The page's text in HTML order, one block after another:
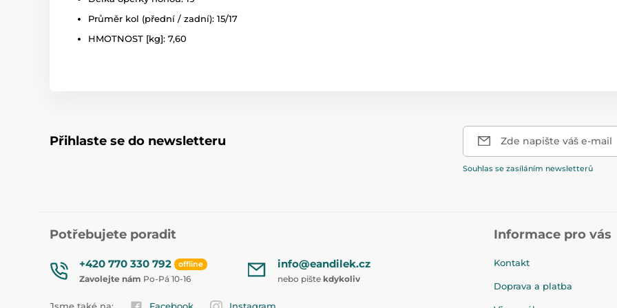
Průměr kol (přední / zadní): 15/17
HMOTNOST [kg]: 7,60
Přihlaste se do newsletteru Zde napište váš e-mail
Souhlas se zasíláním newsletterů
Potřebujete poradit
+420 770 330 792 offline
Zavolejte nám Po-Pá 10-16
info@eandilek.cz
nebo pište kdykoliv
Jsme také na: Facebook Instagram
Informace pro vás
Kontakt
Doprava a platba